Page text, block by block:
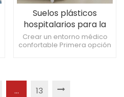
Suelos plásticos
hospitalarios para la
protección de la salud.
Crear un entorno médico
confortable Primera opción
... 13